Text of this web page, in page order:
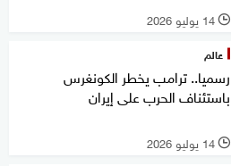
l 14 يوليو 2026
عالم
رسميا.. ترامب يخطر الكونغرس
باستئناف الحرب على إيران
l 14 يوليو 2026